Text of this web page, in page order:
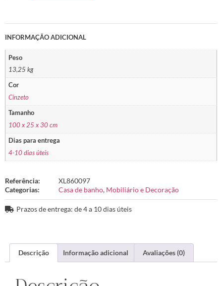
INFORMAÇÃO ADICIONAL
Peso
13,25 kg
Cor
Cinzeto
Tamanho
100 x 25 x 30 cm
Dias para entrega
4-10 dias úteis
Referência:
XL860097
Categorias:
Casa de banho, Mobiliário e Decoração
Prazos de entrega: de 4 a 10 dias úteis
Descrição Informação adicional Avaliações (0)